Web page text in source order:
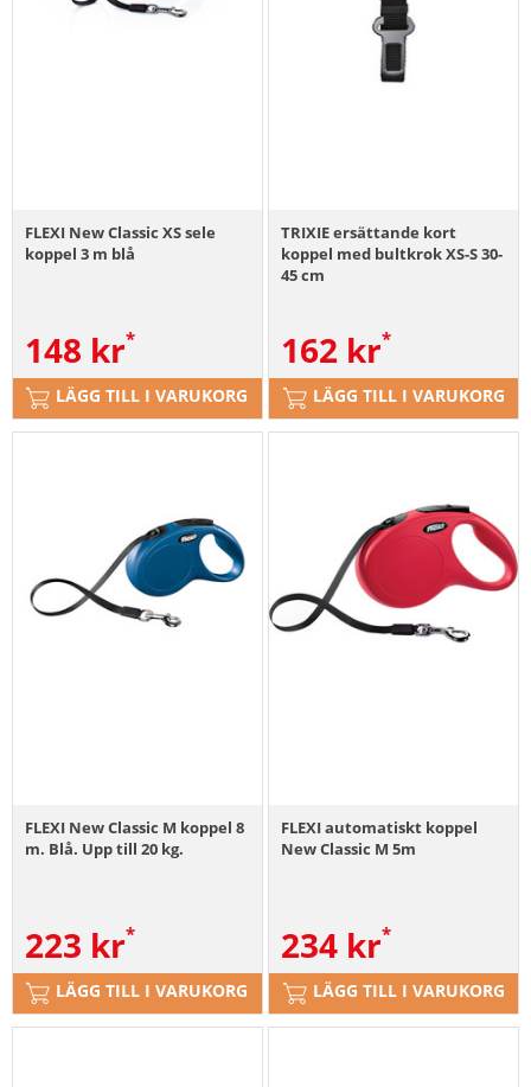
FLEXI New Classic XS sele
koppel 3 m blå
148 kr
LÄGG TILL I VARUKORG
TRIXIE ersättande kort
koppel med bultkrok XS-S 30-
45 cm
162 kr
LÄGG TILL I VARUKORG
FLEXI New Classic M koppel 8
m. Blå. Upp till 20 kg.
223 kr
LÄGG TILL I VARUKORG
FLEXI automatiskt koppel
New Classic M 5m
234 kr
LÄGG TILL I VARUKORG